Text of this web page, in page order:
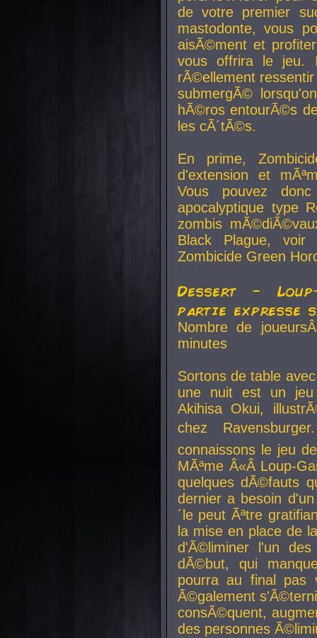
de votre premier
mastodonte, vous
aisÃ©ment et
vous offrira le jeu.
rÃ©ellement
submergÃ©
hÃ©ros entourÃ©s
les cÃ´tÃ©s.
En prime,
d'extension et
Vous pouvez
apocalyptique type
zombis
Black Plague,
Zombicide Green
Dessert -
partie expresse
Nombre de
minutes
Sortons de table
une nuit est un
Akihisa Okui,
chez
connaissons le jeu
MÃªme Â«Â Loup-
quelques dÃ©fauts
dernier a besoin
´le peut Ãªtre
la mise en place de
d'Ã©liminer l'un
dÃ©but, qui
pourra au final pas
Ã©galement
consÃ©quent,
des personnes